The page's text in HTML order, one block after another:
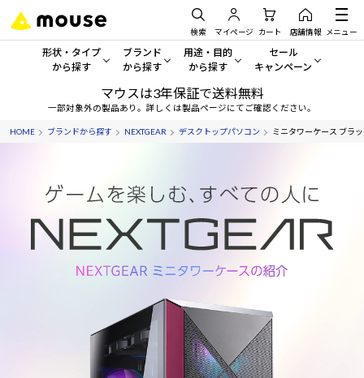
検索 マイページ カート 店舗情報 メニュー
形状・タイプ
から探す
形状・タイプから探す をすべてみる
デスクトップPC
ディスプレイ
Windows 11|Copilot+ PC
ブランド
から探す
mouse
G TUNE
Windows 11 Copilot+ PC
用途・目的
から探す
一般向けパソコン
ゲーミングPC・ゲーム向けパソコン
学習向けパソコン
AIおすすめパソコン
Windows 11|Copilot+ PC
セール
キャンペーン
セール・キャンペー
期間限定セール
アウトレットパソコン
すべて新品の旧モデル製品
おすすめ目玉パソコン
マウスは3年保証で送料無料
一部対象外の製品あり。詳しくは製品ページにてご確認ください。
HOME ブランドから探す NEXTGEAR デスクトップパソコン ミニタワーケース ブラ